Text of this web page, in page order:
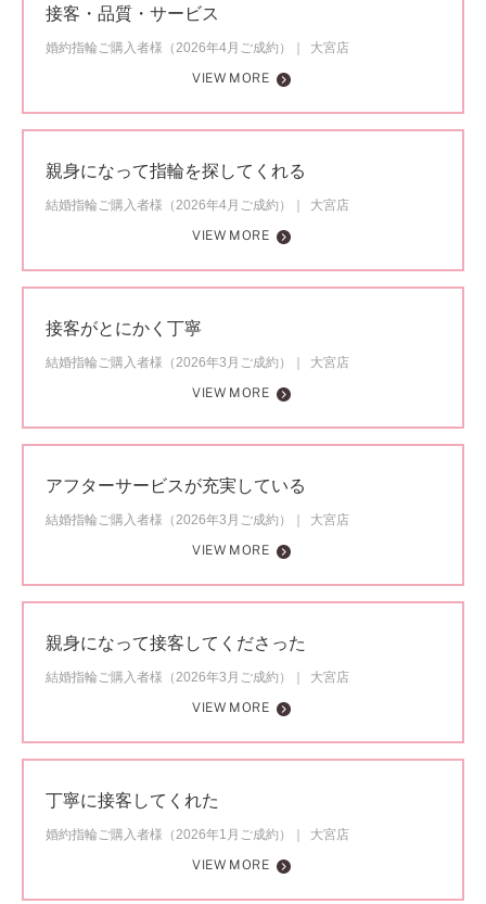
接客・品質・サービス
婚約指輪ご購入者様（2026年4月ご成約）
大宮店
VIEW MORE
親身になって指輪を探してくれる
結婚指輪ご購入者様（2026年4月ご成約）
大宮店
VIEW MORE
接客がとにかく丁寧
結婚指輪ご購入者様（2026年3月ご成約）
大宮店
VIEW MORE
アフターサービスが充実している
結婚指輪ご購入者様（2026年3月ご成約）
大宮店
VIEW MORE
親身になって接客してくださった
結婚指輪ご購入者様（2026年3月ご成約）
大宮店
VIEW MORE
丁寧に接客してくれた
婚約指輪ご購入者様（2026年1月ご成約）
大宮店
VIEW MORE